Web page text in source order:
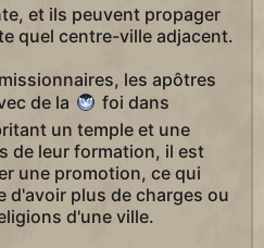
et ils peuvent propager
quel centre-ville adjacent.
les apôtres
de la
foi dans
un temple et une
de leur formation, il est
une promotion, ce qui
d'avoir plus de charges ou
d'une ville.